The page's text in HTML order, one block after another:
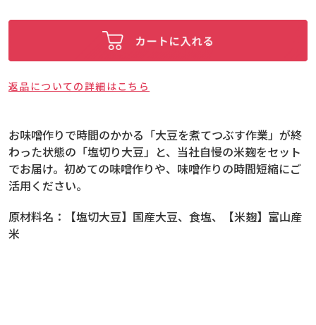
返品についての詳細はこちら
お味噌作りで時間のかかる「大豆を煮てつぶす作業」が終
わった状態の「塩切り大豆」と、当社自慢の米麹をセット
でお届け。初めての味噌作りや、味噌作りの時間短縮にご
活用ください。
原材料名：
【塩切大豆】国産大豆、食塩、【米麹】富山産
米